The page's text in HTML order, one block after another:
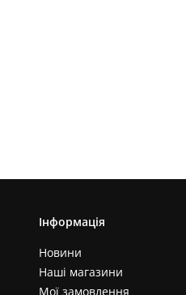
Інформація
Новини
Наші магазини
Мої замовлення